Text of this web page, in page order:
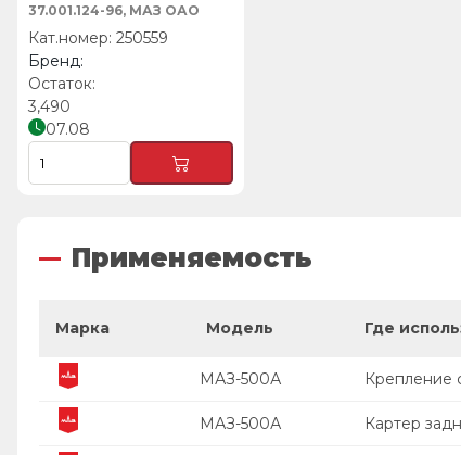
37.001.124-96, МАЗ ОАО
250559
3,490
07.08
Применяемость
Марка Модель Где
МАЗ-500А Крепление
МАЗ-500А Картер